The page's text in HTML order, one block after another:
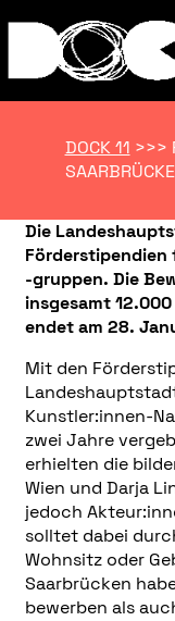
DOCK 11 >>>
Die
-gruppen. Die
insgesamt
endet am 28.
Mit den
Kunstler:innen-
zwei Jahre
erhielten die
Wien und Darja
jedoch
solltet dabei
Wohnsitz oder
Saarbrücken
bewerben als